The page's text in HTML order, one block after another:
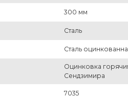
300 мм
Сталь
Сталь
Оцинковка
Сендзимира
7035